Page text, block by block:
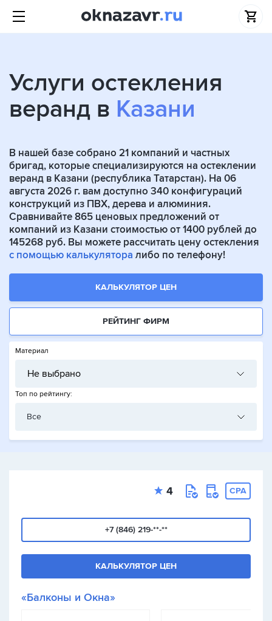
Услуги остекления
веранд в Казани
В нашей базе собрано 21 компаний и частных
бригад, которые специализируются на остеклении
веранд в Казани (республика Татарстан). На 06
августа 2026 г. вам доступно 340 конфигураций
конструкций из ПВХ, дерева и алюминия.
Сравнивайте 865 ценовых предложений от
компаний из Казани стоимостью от 1400 рублей до
145268 руб. Вы можете рассчитать цену остекления
с помощью калькулятора либо по телефону!
КАЛЬКУЛЯТОР ЦЕН
РЕЙТИНГ ФИРМ
Материал
Не выбрано
Топ по рейтингу:
Все
4 CPA
+7 (846) 219-**-**
КАЛЬКУЛЯТОР ЦЕН
«Балконы и Окна»